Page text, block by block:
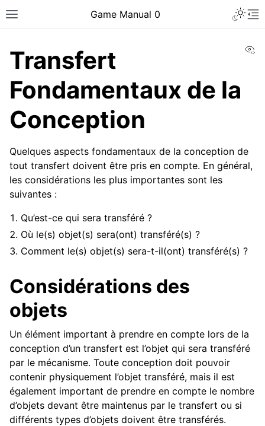
Toggle site navigation sidebar
Game Manual 0
navigation of Être une équipe
navigation of Composants Matériels
navigation of Fabrication sur mesure
navigation of Mécanismes communs
navigation of Châssis
navigation of Transmission de puissance
navigation of Guide de mouvement linéaire
Transfert
Fondamentaux de la
Conception
Quelques aspects fondamentaux de la conception de
tout transfert doivent être pris en compte. En général,
les considérations les plus importantes sont les
suivantes :
Qu’est-ce qui sera transféré ?
Où le(s) objet(s) sera(ont) transféré(s) ?
Comment le(s) objet(s) sera-t-il(ont) transféré(s) ?
Considérations des
objets
Un élément important à prendre en compte lors de la
conception d’un transfert est l’objet qui sera transféré
par le mécanisme. Toute conception doit pouvoir
contenir physiquement l’objet transféré, mais il est
également important de prendre en compte le nombre
d’objets devant être maintenus par le transfert ou si
différents types d’objets doivent être transférés.